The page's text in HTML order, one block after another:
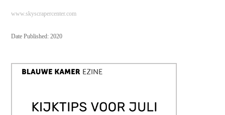
www.skyscrapercenter.com
Date Published: 2020